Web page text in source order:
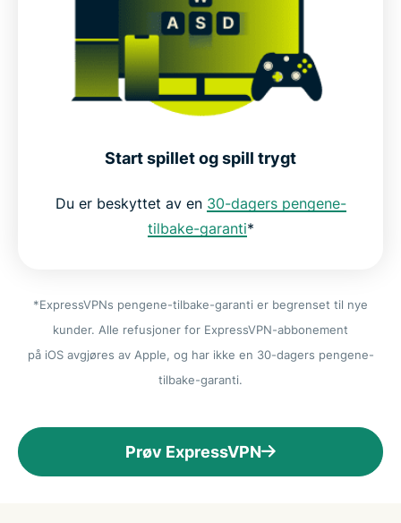
Start spillet og spill trygt
Du er beskyttet av en 30-dagers pengene-
tilbake-garanti*
*ExpressVPNs pengene-tilbake-garanti er begrenset til nye
kunder. Alle refusjoner for ExpressVPN-abbonement
på iOS avgjøres av Apple, og har ikke en 30-dagers pengene-
tilbake-garanti.
Prøv ExpressVPN